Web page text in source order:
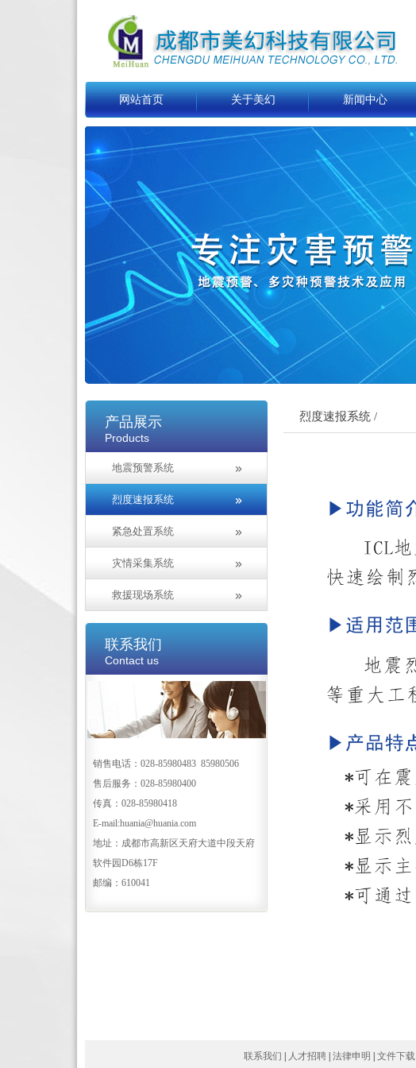
网站首页 关于美幻 新闻中心
产品展示
Products
地震预警系统
烈度速报系统
紧急处置系统
灾情采集系统
救援现场系统
联系我们
Contact us
销售电话：028-85980483 85980506
售后服务：028-85980400
传真：028-85980418
E-mail:huania@huania.com
地址：成都市高新区天府大道中段天府
软件园D6栋17F
邮编：610041
烈度速报系统 /
联系我们 人才招聘 法律申明 文件下载